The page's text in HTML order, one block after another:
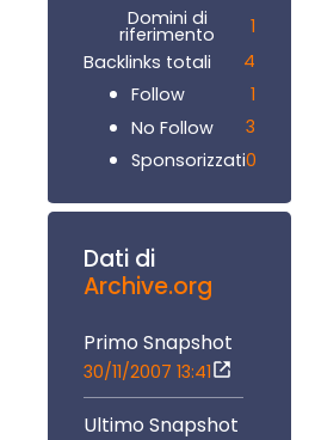
Domini di
riferimento
1
Backlinks totali
4
Follow
1
No Follow
3
Sponsorizzati0
Dati di
Archive.org
Primo Snapshot
30/11/2007 13:41
Ultimo Snapshot